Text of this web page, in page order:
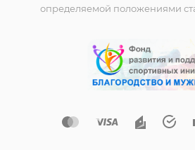
определяемой положениями